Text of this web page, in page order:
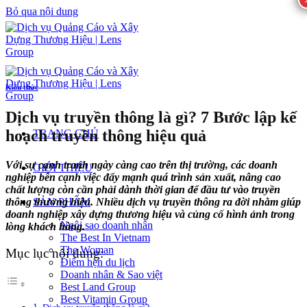
Bỏ qua nội dung
TRANG CHỦ
GIỚI THIỆU
SẢN PHẨM
Ngôi sao doanh nhân
The Best In Vietnam
The Woman
Điểm hẹn du lịch
Doanh nhân & Sao việt
Best Land Group
Best Vitamin Group
Kiến thức
Dịch vụ truyền thông là gì? 7 Bước lập kế
hoạch truyền thông hiệu quả
Với sự cạnh tranh ngày càng cao trên thị trường, các doanh
nghiệp bên cạnh việc đẩy mạnh quá trình sản xuất, nâng cao
chất lượng còn cần phải dành thời gian để đầu tư vào truyền
thông thương hiệu. Nhiều dịch vụ truyền thông ra đời nhằm giúp
doanh nghiệp xây dựng thương hiệu và củng cố hình ảnh trong
lòng khách hàng.
Mục lục nội dung: